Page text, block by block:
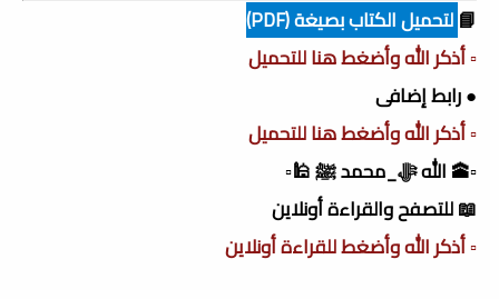
📘لتحميل الكتاب بصيغة (PDF)
▫️ أذكر الله وأضغط هنا للتحميل
● رابط إضافى
▫️ أذكر الله وأضغط هنا للتحميل
▫️🕋 الله ﷻ_محمد ﷺ 🕌▫️
📖 للتصفح والقراءة أونلاين
▫️ أذكر الله وأضغط للقراءة أونلاين